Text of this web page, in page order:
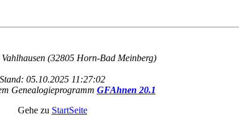
(32805 Horn-Bad Meinberg)
Stand: 05.10.2025 11:27:02
Genealogieprogramm GFAhnen 20.1
Gehe zu StartSeite